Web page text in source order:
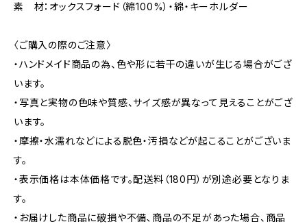
素 材：オックスフォード（綿100%）・綿・キーホルダー
〈ご購入の際のご注意〉
・ハンドメイド商品の為、色や形に若干の違いが生じる場合がござ
います。
・写真と実物の色味や質感、サイズ感が異なって見えることがござ
います。
・摩擦・水濡れなどによる脱色・汚損などが起こることがございま
す。
・表示価格は本体価格です。配送料（180円）が別途必要となりま
す。
・お届けした商品に破損や不備､商品の不足があった場合、商品